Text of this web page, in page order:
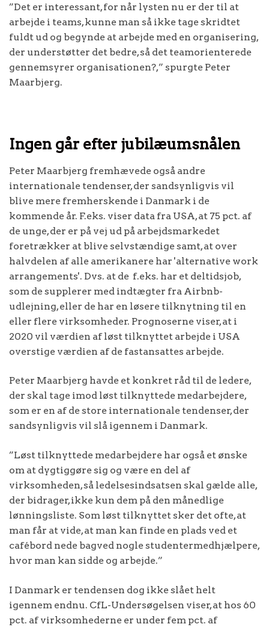
”Det er interessant, for når lysten nu er der til at
arbejde i teams, kunne man så ikke tage skridtet
fuldt ud og begynde at arbejde med en organisering,
der understøtter det bedre, så det teamorienterede
gennemsyrer organisationen?,” spurgte Peter
Maarbjerg.
Ingen går efter jubilæumsnålen
Peter Maarbjerg fremhævede også andre
internationale tendenser, der sandsynligvis vil
blive mere fremherskende i Danmark i de
kommende år. F.eks. viser data fra USA, at 75 pct. af
de unge, der er på vej ud på arbejdsmarkedet
foretrækker at blive selvstændige samt, at over
halvdelen af alle amerikanere har 'alternative work
arrangements'. Dvs. at de f.eks. har et deltidsjob,
som de supplerer med indtægter fra Airbnb-
udlejning, eller de har en løsere tilknytning til en
eller flere virksomheder. Prognoserne viser, at i
2020 vil værdien af løst tilknyttet arbejde i USA
overstige værdien af de fastansattes arbejde.
Peter Maarbjerg havde et konkret råd til de ledere,
der skal tage imod løst tilknyttede medarbejdere,
som er en af de store internationale tendenser, der
sandsynligvis vil slå igennem i Danmark.
”Løst tilknyttede medarbejdere har også et ønske
om at dygtiggøre sig og være en del af
virksomheden, så ledelsesindsatsen skal gælde alle,
der bidrager, ikke kun dem på den månedlige
lønningsliste. Som løst tilknyttet sker det ofte, at
man får at vide, at man kan finde en plads ved et
cafébord nede bagved nogle studentermedhjælpere,
hvor man kan sidde og arbejde.”
I Danmark er tendensen dog ikke slået helt
igennem endnu. CfL-Undersøgelsen viser, at hos 60
pct. af virksomhederne er under fem pct. af